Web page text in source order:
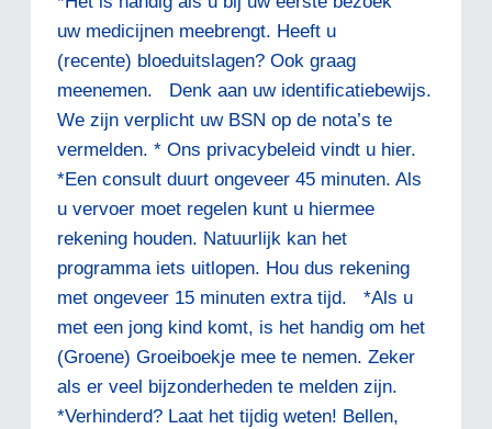
uw medicijnen meebrengt. Heeft u
(recente) bloeduitslagen? Ook graag
meenemen. Denk aan uw identificatiebewijs.
We zijn verplicht uw BSN op de nota’s te
vermelden. * Ons privacybeleid vindt u hier.
*Een consult duurt ongeveer 45 minuten. Als
u vervoer moet regelen kunt u hiermee
rekening houden. Natuurlijk kan het
programma iets uitlopen. Hou dus rekening
met ongeveer 15 minuten extra tijd. *Als u
met een jong kind komt, is het handig om het
(Groene) Groeiboekje mee te nemen. Zeker
als er veel bijzonderheden te melden zijn.
*Verhinderd? Laat het tijdig weten! Bellen,